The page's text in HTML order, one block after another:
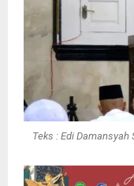
Teks : Edi